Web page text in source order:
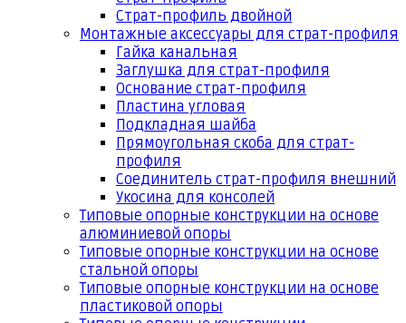
Страт-профиль двойной
Монтажные аксессуары для страт-профиля
Гайка канальная
Заглушка для страт-профиля
Основание страт-профиля
Пластина угловая
Подкладная шайба
Прямоугольная скоба для страт-
профиля
Соединитель страт-профиля внешний
Укосина для консолей
Типовые опорные конструкции на основе
алюминиевой опоры
Типовые опорные конструкции на основе
стальной опоры
Типовые опорные конструкции на основе
пластиковой опоры